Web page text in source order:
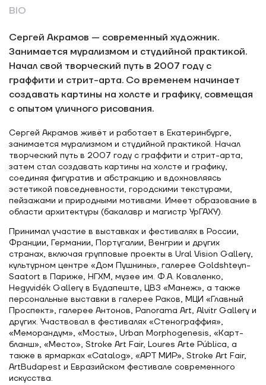
BIO
Сергей Акрамов — современный художник.
Занимается мурализмом и студийной практикой.
Начал свой творческий путь в 2007 году с
граффити и стрит-арта. Со временем начинает
создавать картины на холсте и графику, совмещая
с опытом уличного рисования.
Сергей Акрамов живёт и работает в Екатеринбурге,
занимается мурализмом и студийной практикой. Начал
творческий путь в 2007 году с граффити и стрит-арта,
затем стал создавать картины на холсте и графику,
соединяя фигуратив и абстракцию и вдохновляясь
эстетикой повседневности, городскими текстурами,
пейзажами и природными мотивами. Имеет образование в
области архитектуры (бакалавр и магистр УрГАХУ).
Принимал участие в выставках и фестивалях в России,
Франции, Германии, Португалии, Венгрии и других
странах, включая групповые проекты в Ural Vision Gallery,
культурном центре «Дом Пушнины», галерее Goldshteyn-
Saatort в Париже, НГХМ, музее им. Ф.А. Коваленко,
Hegyvidék Gallery в Будапеште, ЦВЗ «Манеж», а также
персональные выставки в галерее Раков, МЦИ «Главный
Проспект», галерее Антонов, Panorama Art, Alvitr Gallery и
других. Участвовал в фестивалях «Стенограффия»,
«Меморандум», «Мосты», Urban Morphogenesis, «Карт-
бланш», «Место», Stroke Art Fair, Loures Arte Pública, а
также в ярмарках «Catalog», «АРТ МИР», Stroke Art Fair,
ArtBudapest и Евразийском фестивале современного
искусства.